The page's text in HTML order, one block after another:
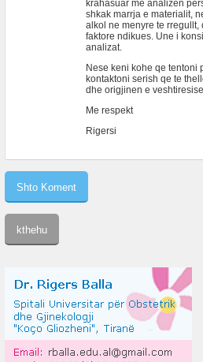
krahasuar me analizen
shkak marrja e materialit,
alkol ne menyre te
faktore ndikues. Une i
analizat.
Nese keni kohe qe tentoni
kontaktoni serish qe te
dhe origjinen e
Me respekt
Rigersi